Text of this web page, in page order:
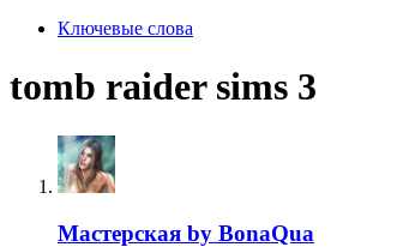
Ключевые слова
tomb raider sims 3
Мастерская by BonaQua